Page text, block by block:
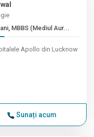
MBBS (Mediul Aur...
Apollo din Lucknow
Sunați acum